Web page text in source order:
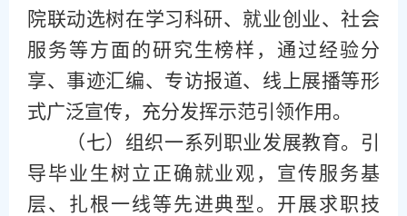
院联动选树在学习科研、就业创业、社会
服务等方面的研究生榜样，通过经验分
享、事迹汇编、专访报道、线上展播等形
式广泛宣传，充分发挥示范引领作用。
（七） 组织一系列职业发展教育。引
导毕业生树立正确就业观，宣传服务基
层、扎根一线等先进典型。开展求职技